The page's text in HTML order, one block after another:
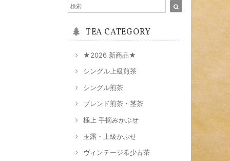
TEA CATEGORY
★2026 新商品★
シングル上級煎茶
シングル煎茶
ブレンド煎茶・茎茶
極上 手摘みかぶせ
玉露・上級かぶせ
ヴィンテージ希少古茶